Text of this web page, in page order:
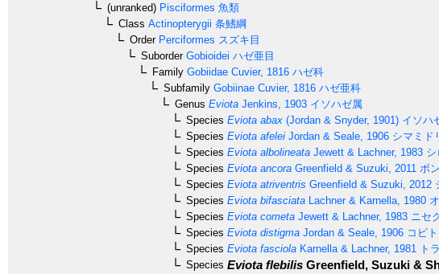
(unranked) Pisciformes 魚類
Class Actinopterygii 条鰭綱
OrderPerciformes スズキ目
SuborderGobioidei ハゼ亜目
Family Gobiidae Cuvier, 1816 ハゼ科
Subfamily Gobiinae Cuvier, 1816 ハゼ亜科
Genus Eviota Jenkins, 1903 イソハゼ属
Species Eviota abax (Jordan & Snyder, 1901) イソハ
Species Eviota afelei Jordan & Seale, 1906 シマミド
Species Eviota albolineata Jewett & Lachner, 1983
Species Eviota ancora Greenfield & Suzuki, 2011 ボ
Species Eviota atriventris Greenfield & Suzuki, 2012
Species Eviota bifasciata Lachner & Karnella, 1980
Species Eviota cometa Jewett & Lachner, 1983 ニセ
Species Eviota distigma Jordan & Seale, 1906 コビ
Species Eviota fasciola Karnella & Lachner, 1981
ト
Species Eviota flebilis Greenfield, Suzuki &